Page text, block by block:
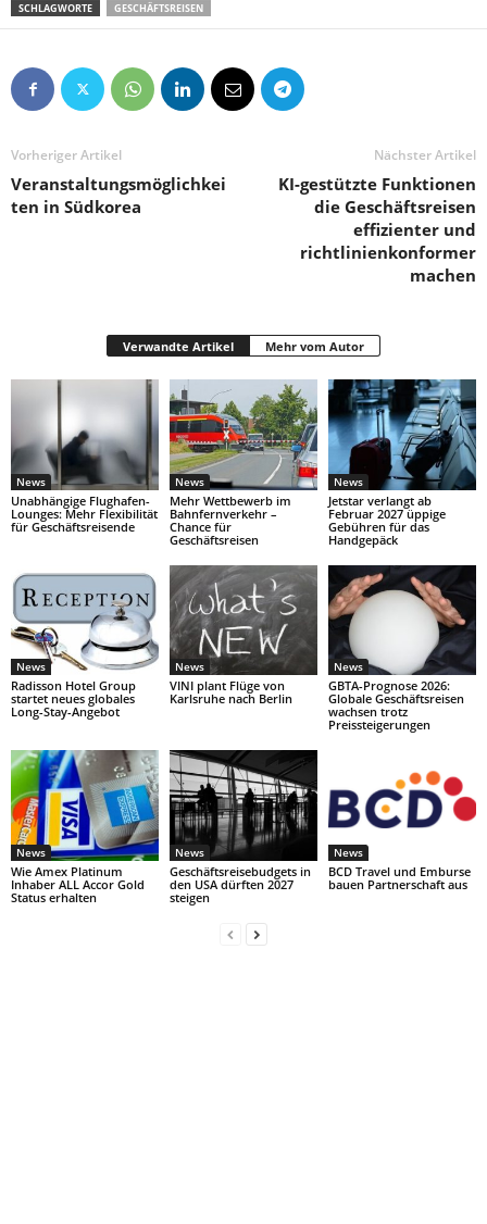
SCHLAGWORTE GESCHÄFTSREISEN
Vorheriger Artikel
Veranstaltungsmöglichkei
ten in Südkorea
Nächster Artikel
KI-gestützte Funktionen
die Geschäftsreisen
effizienter und
richtlinienkonformer
machen
Verwandte Artikel Mehr vom Autor
News
Unabhängige Flughafen-
Lounges: Mehr Flexibilität
für Geschäftsreisende
News
Mehr Wettbewerb im
Bahnfernverkehr –
Chance für
Geschäftsreisen
News
Jetstar verlangt ab
Februar 2027 üppige
Gebühren für das
Handgepäck
News
Radisson Hotel Group
startet neues globales
Long-Stay-Angebot
News
VINI plant Flüge von
Karlsruhe nach Berlin
News
GBTA-Prognose 2026:
Globale Geschäftsreisen
wachsen trotz
Preissteigerungen
News
Wie Amex Platinum
Inhaber ALL Accor Gold
Status erhalten
News
Geschäftsreisebudgets in
den USA dürften 2027
steigen
News
BCD Travel und Emburse
bauen Partnerschaft aus